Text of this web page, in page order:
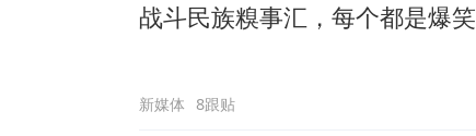
战斗民族糗事汇，每个都是爆笑
新媒体 8跟贴